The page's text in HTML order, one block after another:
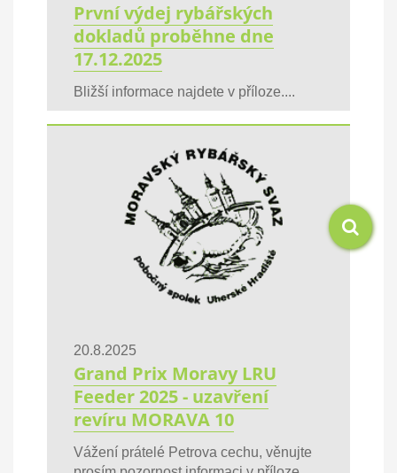
První výdej rybářských
dokladů proběhne dne
17.12.2025
Bližší informace najdete v příloze....
20.8.2025
Grand Prix Moravy LRU
Feeder 2025 - uzavření
revíru MORAVA 10
Vážení prátelé Petrova cechu, věnujte